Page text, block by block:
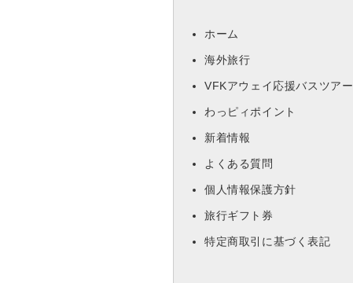
ホーム
海外旅行
VFKアウェイ応援バスツアー
わっピィポイント
新着情報
よくある質問
個人情報保護方針
旅行ギフト券
特定商取引に基づく表記